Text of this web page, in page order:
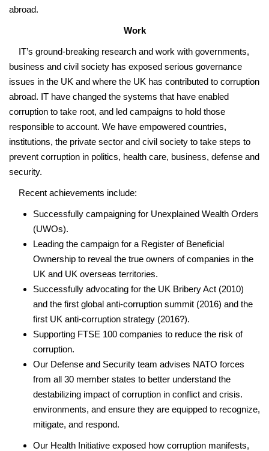
abroad.
Work
IT’s ground-breaking research and work with governments,
business and civil society has exposed serious governance
issues in the UK and where the UK has contributed to corruption
abroad. IT have changed the systems that have enabled
corruption to take root, and led campaigns to hold those
responsible to account. We have empowered countries,
institutions, the private sector and civil society to take steps to
prevent corruption in politics, health care, business, defense and
security.
Recent achievements include:
Successfully campaigning for Unexplained Wealth Orders
(UWOs).
Leading the campaign for a Register of Beneficial
Ownership to reveal the true owners of companies in the
UK and UK overseas territories.
Successfully advocating for the UK Bribery Act (2010)
and the first global anti-corruption summit (2016) and the
first UK anti-corruption strategy (2016?).
Supporting FTSE 100 companies to reduce the risk of
corruption.
Our Defense and Security team advises NATO forces
from all 30 member states to better understand the
destabilizing impact of corruption in conflict and crisis.
environments, and ensure they are equipped to recognize,
mitigate, and respond.
Our Health Initiative exposed how corruption manifests,